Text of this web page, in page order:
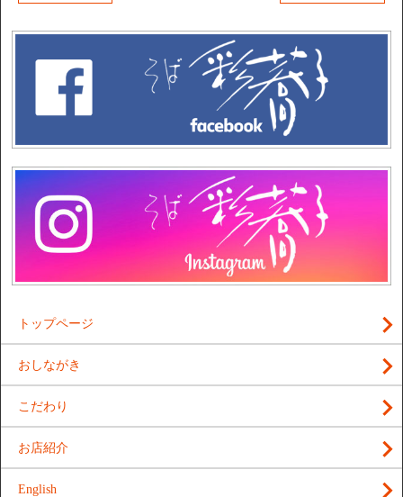
トップページ
おしながき
こだわり
お店紹介
English